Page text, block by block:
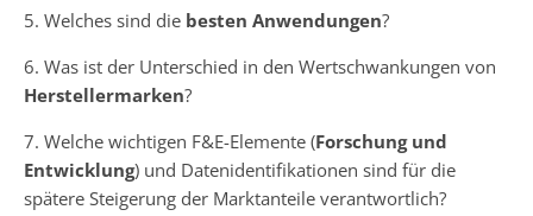
5. Welches sind die besten Anwendungen?
6. Was ist der Unterschied in den Wertschwankungen von
Herstellermarken?
7. Welche wichtigen F&E-Elemente (Forschung und
Entwicklung) und Datenidentifikationen sind für die
spätere Steigerung der Marktanteile verantwortlich?